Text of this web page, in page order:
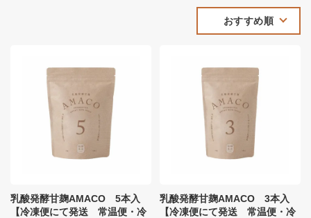
おすすめ順
乳酸発酵甘麹AMACO 5本入
【冷凍便にて発送 常温便・冷
乳酸発酵甘麹AMACO 3本入
【冷凍便にて発送 常温便・冷